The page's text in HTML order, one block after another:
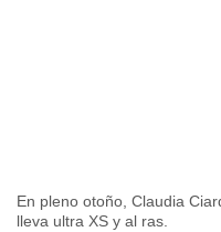
En pleno otoño, Claudia
lleva ultra XS y al ras.